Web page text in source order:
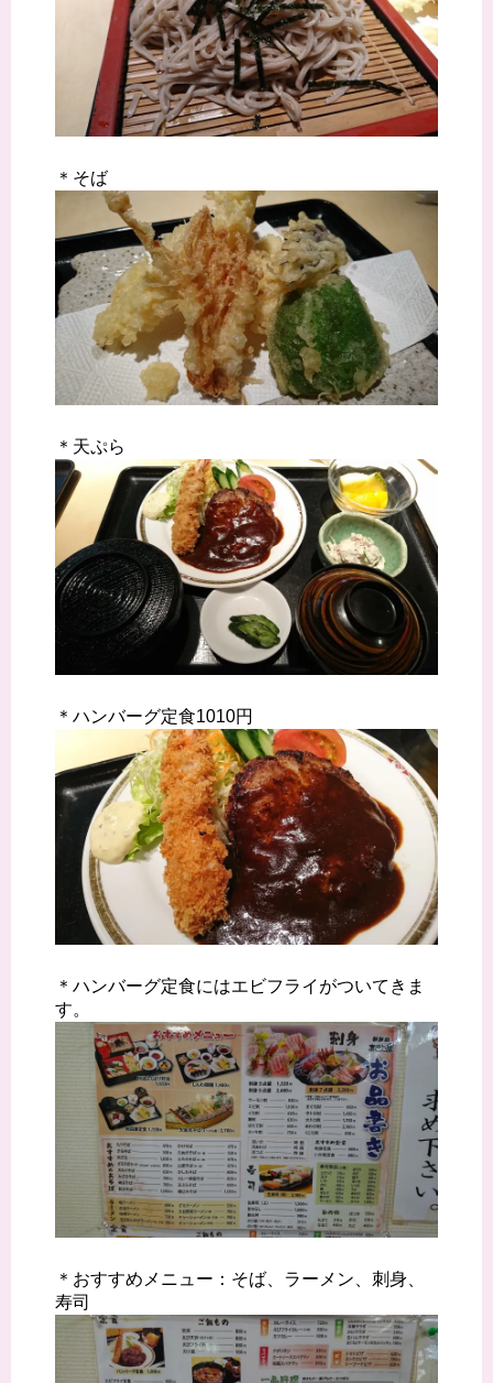
＊そば
＊天ぷら
＊ハンバーグ定食1010円
＊ハンバーグ定食にはエビフライがついてきま
す。
＊おすすめメニュー：そば、ラーメン、刺身、
寿司